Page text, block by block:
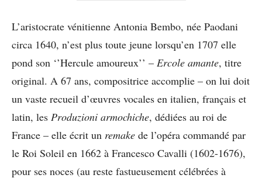
L’aristocrate vénitienne Antonia Bembo, née Paodani
circa 1640, n’est plus toute jeune lorsqu’en 1707 elle
pond son ‘’Hercule amoureux’’ – Ercole amante, titre
original. A 67 ans, compositrice accomplie – on lui doit
un vaste recueil d’œuvres vocales en italien, français et
latin, les Produzioni armochiche, dédiées au roi de
France – elle écrit un remake de l’opéra commandé par
le Roi Soleil en 1662 à Francesco Cavalli (1602-1676),
pour ses noces (au reste fastueusement célébrées à